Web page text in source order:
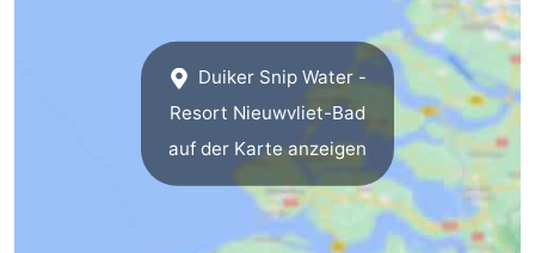
Duiker Snip Water -
Resort Nieuwvliet-Bad
auf der Karte anzeigen